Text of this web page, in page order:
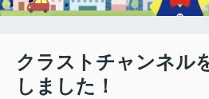
クラストチャンネル
しました！